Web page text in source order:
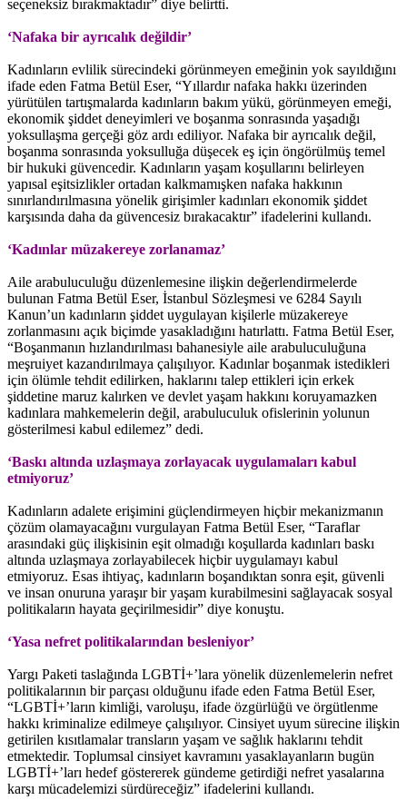
seçeneksiz bırakmaktadır” diye belirtti.
‘Nafaka bir ayrıcalık değildir’
Kadınların evlilik sürecindeki görünmeyen emeğinin yok sayıldığını
ifade eden Fatma Betül Eser, “Yıllardır nafaka hakkı üzerinden
yürütülen tartışmalarda kadınların bakım yükü, görünmeyen emeği,
ekonomik şiddet deneyimleri ve boşanma sonrasında yaşadığı
yoksullaşma gerçeği göz ardı ediliyor. Nafaka bir ayrıcalık değil,
boşanma sonrasında yoksulluğa düşecek eş için öngörülmüş temel
bir hukuki güvencedir. Kadınların yaşam koşullarını belirleyen
yapısal eşitsizlikler ortadan kalkmamışken nafaka hakkının
sınırlandırılmasına yönelik girişimler kadınları ekonomik şiddet
karşısında daha da güvencesiz bırakacaktır” ifadelerini kullandı.
‘Kadınlar müzakereye zorlanamaz’
Aile arabuluculuğu düzenlemesine ilişkin değerlendirmelerde
bulunan Fatma Betül Eser, İstanbul Sözleşmesi ve 6284 Sayılı
Kanun’un kadınların şiddet uygulayan kişilerle müzakereye
zorlanmasını açık biçimde yasakladığını hatırlattı. Fatma Betül Eser,
“Boşanmanın hızlandırılması bahanesiyle aile arabuluculuğuna
meşruiyet kazandırılmaya çalışılıyor. Kadınlar boşanmak istedikleri
için ölümle tehdit edilirken, haklarını talep ettikleri için erkek
şiddetine maruz kalırken ve devlet yaşam hakkını koruyamazken
kadınlara mahkemelerin değil, arabuluculuk ofislerinin yolunun
gösterilmesi kabul edilemez” dedi.
‘Baskı altında uzlaşmaya zorlayacak uygulamaları kabul
etmiyoruz’
Kadınların adalete erişimini güçlendirmeyen hiçbir mekanizmanın
çözüm olamayacağını vurgulayan Fatma Betül Eser, “Taraflar
arasındaki güç ilişkisinin eşit olmadığı koşullarda kadınları baskı
altında uzlaşmaya zorlayabilecek hiçbir uygulamayı kabul
etmiyoruz. Esas ihtiyaç, kadınların boşandıktan sonra eşit, güvenli
ve insan onuruna yaraşır bir yaşam kurabilmesini sağlayacak sosyal
politikaların hayata geçirilmesidir” diye konuştu.
‘Yasa nefret politikalarından besleniyor’
Yargı Paketi taslağında LGBTİ+’lara yönelik düzenlemelerin nefret
politikalarının bir parçası olduğunu ifade eden Fatma Betül Eser,
“LGBTİ+’ların kimliği, varoluşu, ifade özgürlüğü ve örgütlenme
hakkı kriminalize edilmeye çalışılıyor. Cinsiyet uyum sürecine ilişkin
getirilen kısıtlamalar transların yaşam ve sağlık haklarını tehdit
etmektedir. Toplumsal cinsiyet kavramını yasaklayanların bugün
LGBTİ+’ları hedef göstererek gündeme getirdiği nefret yasalarına
karşı mücadelemizi sürdüreceğiz” ifadelerini kullandı.